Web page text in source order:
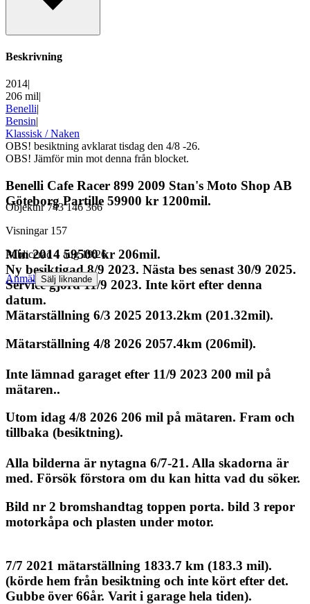
Beskrivning
2014|
206 mil|
Benelli|
Bensin|
Klassisk / Naken
OBS! besiktning avklarat tisdag den 4/8 -26.
OBS! Jämför min mot denna från blocket.
Benelli Cafe Racer 899 2009 Stan's Moto Shop AB
Göteborg Partille 59900 kr 1200mil.
Min 2014 59500 kr 206mil.
Ny besiktigad 8/9 2023. Nästa bes senast 30/9 2025.
Service gjord 11/9 2023. Inte kört efter denna
datum.
Mätarställning 6/3 2025 2013.2km (201.32mil).
Mätarställning 4/8 2026 2057.4km (206mil).
Inte lämnad garaget efter 11/9 2023 200 mil på
mätaren..
Utom idag 4/8 2026 206 mil på mätaren. Fram och
tillbaka (besiktning).
Alla bilderna är nytagna 6/7-21. Alla skadorna är
med. Försök förstora om du kan hitta vad du söker.
Bild nr 2 bromshandtag toppen porta. bild 3 repor
motorkåpa och plasten under motor.
7/7 2021 mätarställning 1833.7 km (183.3 mil).
(körde hem från besiktning och inte kört efter det.
Gubbe över 66år. Varit i garage hela tiden).
Objektnr 743 146 366
Visningar 157
Publicerad 1 aug 19:26
Anmäl Sälj liknande